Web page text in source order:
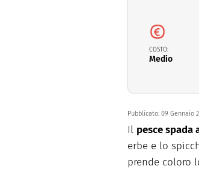
COSTO:
Medio
Pubblicato: 09 Gennaio
Il pesce spada
erbe e lo
prende coloro